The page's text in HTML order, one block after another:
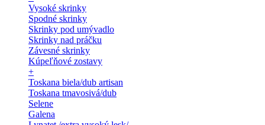
Vysoké skrinky
Spodné skrinky
Skrinky pod umývadlo
Skrinky nad práčku
Závesné skrinky
Kúpeľňové zostavy
+
Toskana biela/dub artisan
Toskana tmavosivá/dub
Selene
Galena